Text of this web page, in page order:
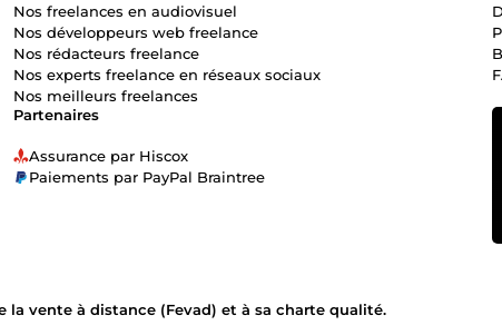
Partenaires
Assurance par Hiscox
Paiements par PayPal Braintree
Nos freelances en audiovisuel
Nos développeurs web freelance
Nos rédacteurs freelance
Nos experts freelance en réseaux sociaux
Nos meilleurs freelances
la vente à distance (Fevad) et à sa charte qualité.